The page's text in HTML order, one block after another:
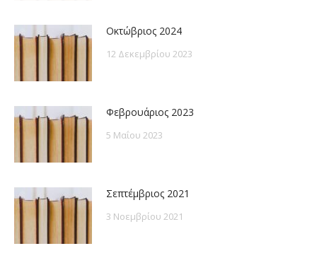
Οκτώβριος 2024
12 Δεκεμβρίου 2023
Φεβρουάριος 2023
5 Μαΐου 2023
Σεπτέμβριος 2021
3 Νοεμβρίου 2021